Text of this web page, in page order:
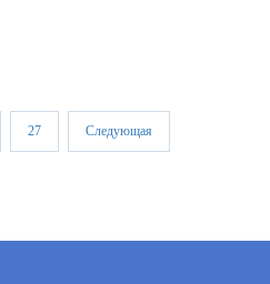
27 Следующая